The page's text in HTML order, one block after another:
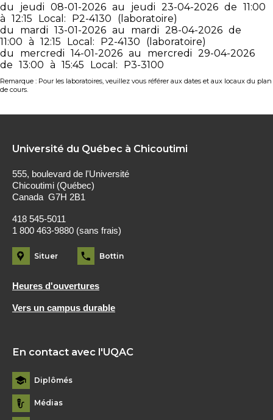
du jeudi 08-01-2026 au jeudi 23-04-2026 de 11:00
à 12:15 Local: P2-4130
(laboratoire)
du
mardi 13-01-2026 au mardi 28-04-2026 de
11:00 à 12:15 Local: P2-4130
(laboratoire)
du
mercredi 14-01-2026 au mercredi 29-04-2026
de 13:00 à 15:45 Local: P3-3100
Remarque : Pour les laboratoires, veuillez vous référer aux dates et aux locaux du plan
de cours.
Université du Québec à Chicoutimi
555, boulevard de l'Université
Chicoutimi (Québec)
Canada G7H 2B1
418 545-5011
1 800 463-9880 (sans frais)
Situer Bottin
Heures d'ouvertures
Vers un campus durable
En contact avec l'UQAC
Diplômés
Médias